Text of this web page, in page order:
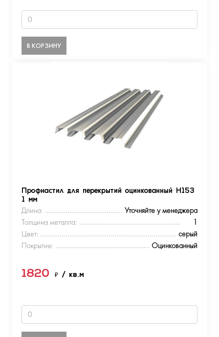
В КОРЗИНУ
Профнастил для перекрытий оцинкованный Н153
1 мм
Длина:
Уточняйте у менеджера
Толщина металла:
1
Цвет:
серый
Покрытие:
Оцинкованный
1820 ₽ / кв.м